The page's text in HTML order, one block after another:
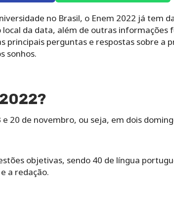
no Brasil, o Enem 2022 já tem
da data, além de outras
principais perguntas e respostas sobre a
sonhos.
20 de novembro, ou seja, em dois
objetivas, sendo 40 de língua
a redação.